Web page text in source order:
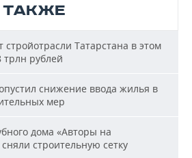
ТАКЖЕ
Татарстана в этом
трлн рублей
снижение ввода жилья в
мер
дома «Авторы на
строительную сетку